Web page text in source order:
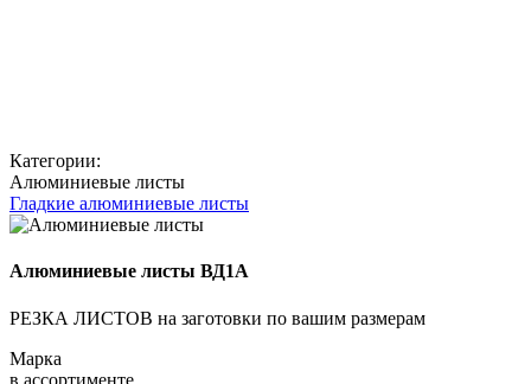
Категории:
Алюминиевые листы
Гладкие алюминиевые листы
Алюминиевые листы ВД1А
РЕЗКА ЛИСТОВ на заготовки по вашим размерам
Марка
в ассортименте